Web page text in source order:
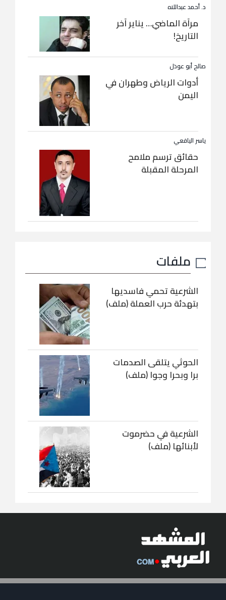
د. أحمد عبداللاه
مرآة الماضي… يناير آخر
التاريخ!
صالح أبو عوذل
أدوات الرياض وطهران في
اليمن
ياسر اليافعي
حقائق ترسم ملامح
المرحلة المقبلة
ملفات
الشرعية تحمي فاسديها
بتهدئة حرب العملة (ملف)
الحوثي يتلقى الصدمات
برا وبحرا وجوا (ملف)
الشرعية في حضرموت
لأبنائها (ملف)